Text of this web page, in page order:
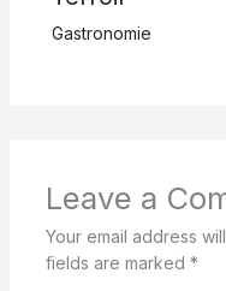
Gastronomie
Leave a
Your email address
fields are marked *